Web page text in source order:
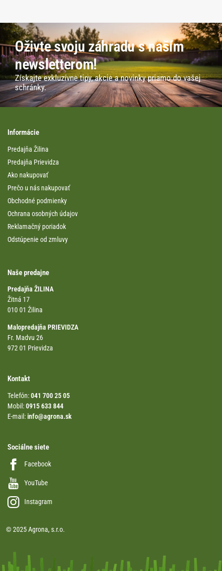
Oživte svoju záhradu s naším
newsletterom!
Získajte exkluzívne tipy, akcie a novinky priamo do vašej
schránky.
Informácie
Predajňa Žilina
Predajňa Prievidza
Ako nakupovať
Prečo u nás nakupovať
Obchodné podmienky
Ochrana osobných údajov
Reklamačný poriadok
Odstúpenie od zmluvy
Naše predajne
Predajňa ŽILINA
Žitná 17
010 01 Žilina
Malopredajňa PRIEVIDZA
Fr. Madvu 26
972 01 Prievidza
Kontakt
Telefón:041 700 25 05
Mobil:0915 633 844
E-mail:info@agrona.sk
Sociálne siete
Facebook
YouTube
Instagram
© 2025 Agrona, s.r.o.